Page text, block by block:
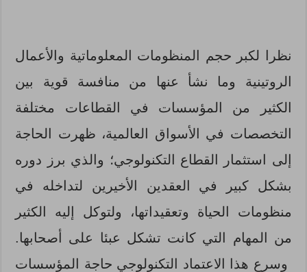
نظرا لكبر حجم المنظومات المعلوماتية والأعمال
الروتينية وما نشأ عنها من منافسة قوية بين
الكثير من المؤسسات في القطاعات مختلفة
التخصصات في الأسواق العالمية، ظهرت الحاجة
إلى استثمار القطاع التكنولوجي؛ والذي برز دوره
بشكل كبير في العقدين الأخيرين لتداخله في
منظومات الحياة وتعقيداتها، ولتوكل إليه الكثير
من المهام التي كانت تشكل عبئا على أصحابها.
وسرع هذا الاعتماد التكنولوجي حاجة المؤسسات